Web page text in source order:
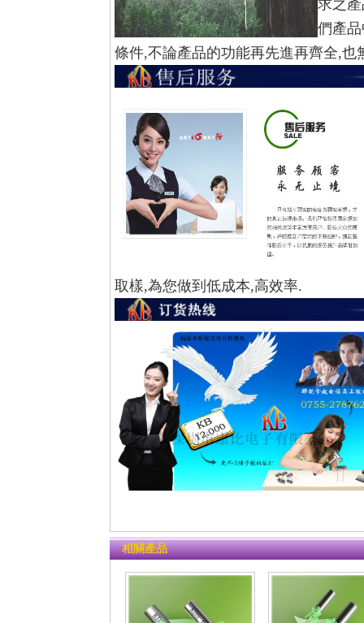
求之
們產
條件,不論產品的功能再先進再齊全,
取樣,為您做到低成本,高效率.
相關產品